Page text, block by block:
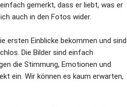
gemerkt, dass er liebt, was er
auch in den Fotos wider.
ersten Einblicke bekommen und sind
Die Bilder sind einfach
die Stimmung, Emotionen und
ein. Wir können es kaum erwarten,